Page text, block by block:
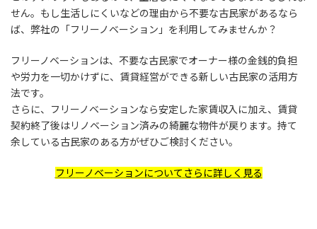
せん。もし生活しにくいなどの理由から不要な古民家があるなら
ば、弊社の「フリーノベーション」を利用してみませんか？
フリーノベーションは、不要な古民家でオーナー様の金銭的負担
や労力を一切かけずに、賃貸経営ができる新しい古民家の活用方
法です。
さらに、フリーノベーションなら安定した家賃収入に加え、賃貸
契約終了後はリノベーション済みの綺麗な物件が戻ります。持て
余している古民家のある方がぜひご検討ください。
フリーノベーションについてさらに詳しく見る